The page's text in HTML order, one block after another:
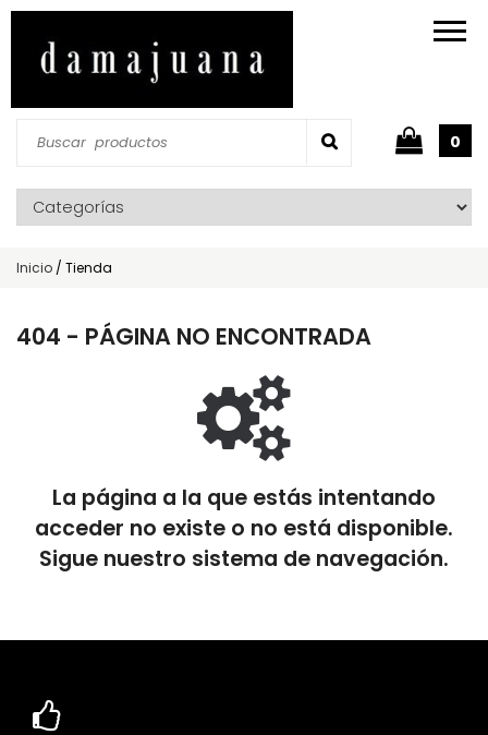
0
Inicio / Tienda
404 - PÁGINA NO ENCONTRADA
La página a la que estás intentando
acceder no existe o no está disponible.
Sigue nuestro sistema de navegación.